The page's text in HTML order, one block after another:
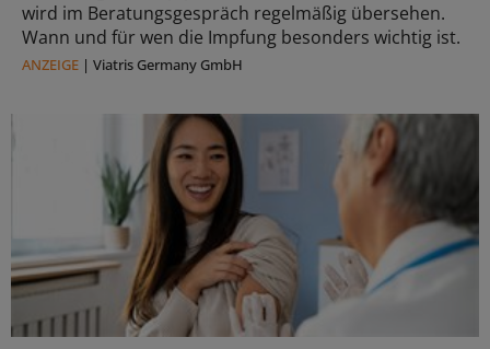
wird im Beratungsgespräch regelmäßig übersehen.
Wann und für wen die Impfung besonders wichtig ist.
ANZEIGE | Viatris Germany GmbH